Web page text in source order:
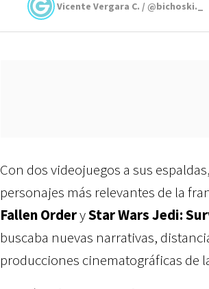
Vicente Vergara C. / @bichoski._
Con dos videojuegos a sus espaldas,
personajes más relevantes de la
Fallen OrderyStar Wars Jedi:
buscaba nuevas narrativas,
producciones cinematográficas de